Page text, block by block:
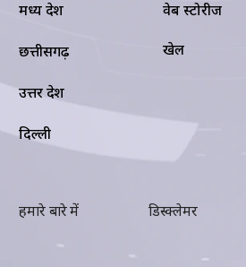
मध्य प्रदेश
छत्तीसगढ़
उत्तर प्रदेश
दिल्ली
वेब स्टोरीज
खेल
हमारे बारे में डिस्क्लेमर